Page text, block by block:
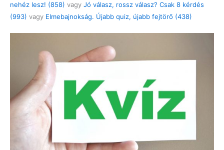
nehéz lesz! (858) vagy Jó válasz, rossz válasz? Csak 8 kérdés
(993) vagy Elmebajnokság. Újabb quiz, újabb fejtörő (438)